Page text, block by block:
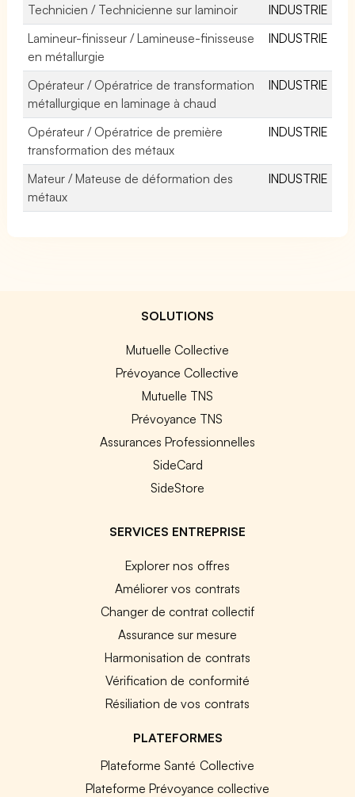
Technicien / Technicienne sur laminoir
INDUSTRIE
Lamineur-finisseur / Lamineuse-finisseuse
en métallurgie
INDUSTRIE
Opérateur / Opératrice de transformation
métallurgique en laminage à chaud
INDUSTRIE
Opérateur / Opératrice de première
transformation des métaux
INDUSTRIE
Mateur / Mateuse de déformation des
métaux
INDUSTRIE
SOLUTIONS
Mutuelle Collective
Prévoyance Collective
Mutuelle TNS
Prévoyance TNS
Assurances Professionnelles
SideCard
SideStore
SERVICES ENTREPRISE
Explorer nos offres
Améliorer vos contrats
Changer de contrat collectif
Assurance sur mesure
Harmonisation de contrats
Vérification de conformité
Résiliation de vos contrats
PLATEFORMES
Plateforme Santé Collective
Plateforme Prévoyance collective